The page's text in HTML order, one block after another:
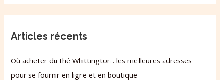
Articles récents
Où acheter du thé Whittington : les meilleures adresses
pour se fournir en ligne et en boutique